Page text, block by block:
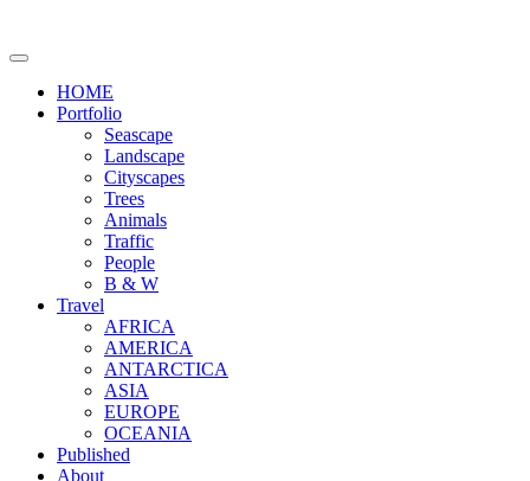
HOME
Portfolio
Seascape
Landscape
Cityscapes
Trees
Animals
Traffic
People
B & W
Travel
AFRICA
AMERICA
ANTARCTICA
ASIA
EUROPE
OCEANIA
Published
About